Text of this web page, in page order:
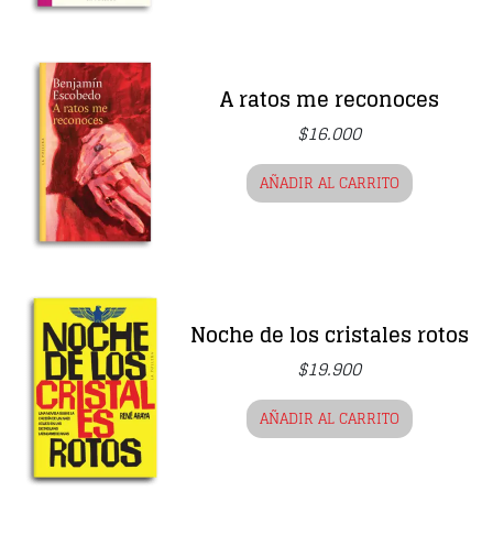
A ratos me reconoces
$16.000
AÑADIR AL CARRITO
Noche de los cristales rotos
$19.900
AÑADIR AL CARRITO